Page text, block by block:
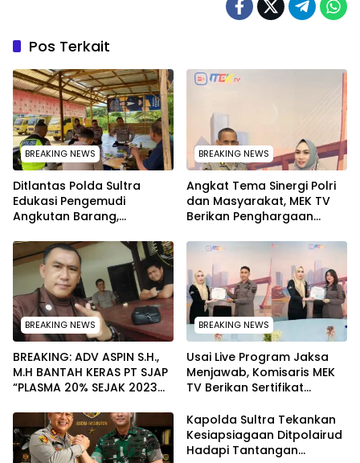
Pos Terkait
BREAKING NEWS
Ditlantas Polda Sultra
Edukasi Pengemudi
Angkutan Barang,
Kendaraan Demi
Keselamatan
BREAKING NEWS
Angkat Tema Sinergi Polri
dan Masyarakat, MEK TV
Berikan Penghargaan
melalui Kabid Humas
BREAKING NEWS
BREAKING: ADV ASPIN S.H.,
M.H BANTAH KERAS PT SJAP
“PLASMA 20% SEJAK 2023
WARGA WAWOONE!
BREAKING NEWS
Usai Live Program Jaksa
Menjawab, Komisaris MEK
TV Berikan Sertifikat
Kejari Muna
Kapolda Sultra Tekankan
Kesiapsiagaan Ditpolairud
Hadapi Tantangan